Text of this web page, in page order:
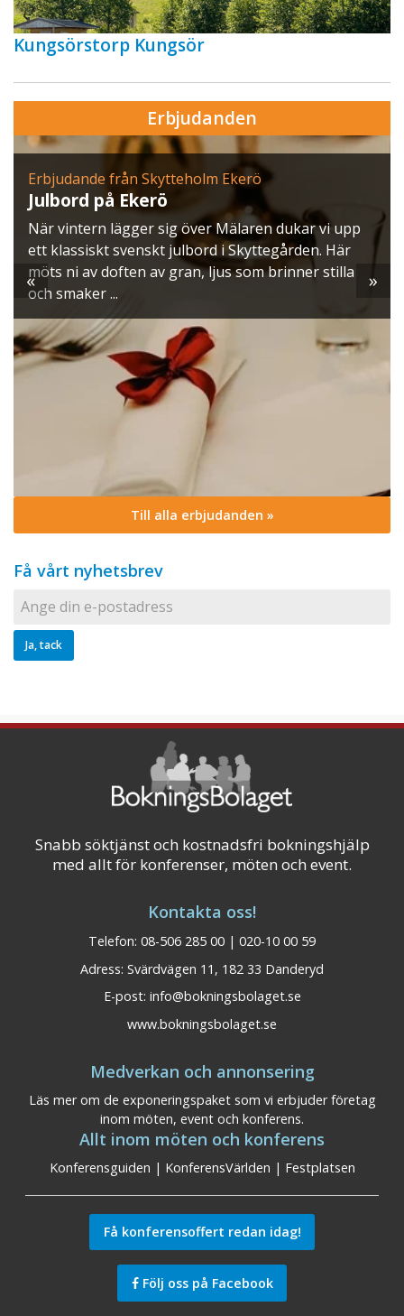
Kungsörstorp Kungsör
Erbjudanden
Erbjudande från Skytteholm Ekerö
Julbord på Ekerö
När vintern lägger sig över Mälaren dukar vi upp
ett klassiskt svenskt julbord i Skyttegården. Här
möts ni av doften av gran, ljus som brinner stilla
och smaker ...
« »
Till alla erbjudanden »
Få vårt nyhetsbrev
Snabb söktjänst och kostnadsfri bokningshjälp
med allt för konferenser, möten och event.
Kontakta oss!
Telefon: 08-506 285 00 | 020-10 00 59
Adress: Svärdvägen 11, 182 33 Danderyd
E-post: info@bokningsbolaget.se
www.bokningsbolaget.se
Medverkan och annonsering
Läs mer om de exponeringspaket som vi erbjuder företag
inom möten, event och konferens.
Allt inom möten och konferens
Konferensguiden | KonferensVärlden | Festplatsen
Få konferensoffert redan idag!
Följ oss på Facebook